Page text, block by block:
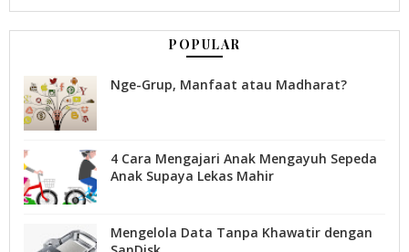
POPULAR
Nge-Grup, Manfaat atau Madharat?
4 Cara Mengajari Anak Mengayuh Sepeda
Anak Supaya Lekas Mahir
Mengelola Data Tanpa Khawatir dengan